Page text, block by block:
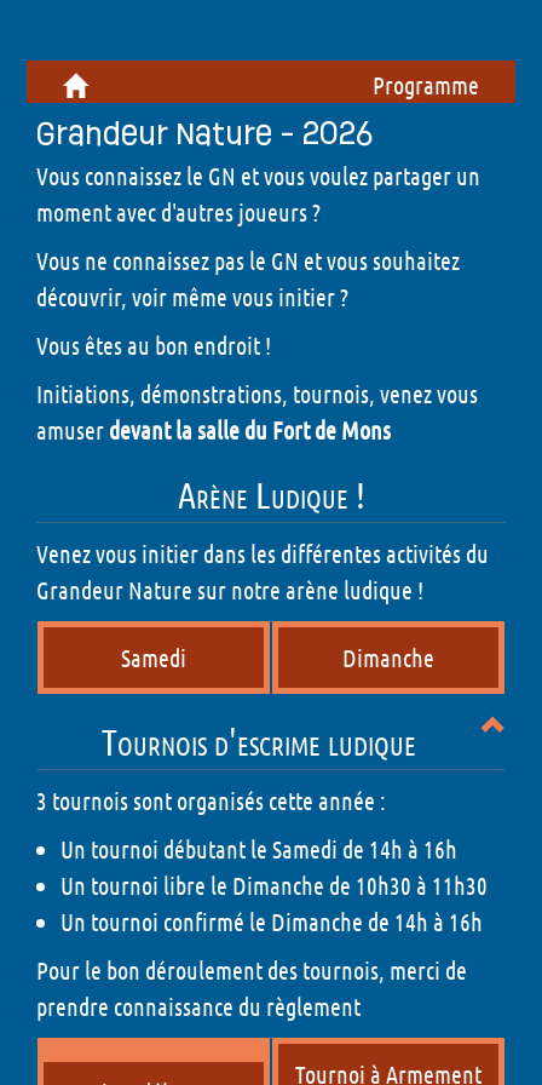
Programme
Grandeur Nature - 2026
Vous connaissez le GN et vous voulez partager un
moment avec d'autres joueurs ?
Vous ne connaissez pas le GN et vous souhaitez
découvrir, voir même vous initier ?
Vous êtes au bon endroit !
Initiations, démonstrations, tournois, venez vous
amuser devant la salle du Fort de Mons
Arène Ludique !
Venez vous initier dans les différentes activités du
Grandeur Nature sur notre arène ludique !
Samedi Dimanche
Tournois d'escrime ludique
3 tournois sont organisés cette année :
Un tournoi débutant le Samedi de 14h à 16h
Un tournoi libre le Dimanche de 10h30 à 11h30
Un tournoi confirmé le Dimanche de 14h à 16h
Pour le bon déroulement des tournois, merci de
prendre connaissance du règlement
Tournoi à Armement